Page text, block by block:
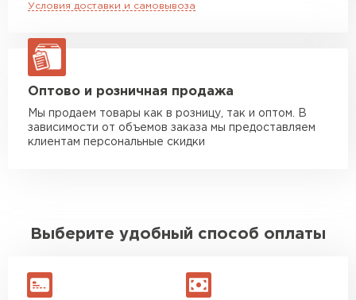
Условия доставки и самовывоза
Оптово и розничная продажа
Мы продаем товары как в розницу, так и оптом. В
зависимости от объемов заказа мы предоставляем
клиентам персональные скидки
Выберите удобный способ оплаты